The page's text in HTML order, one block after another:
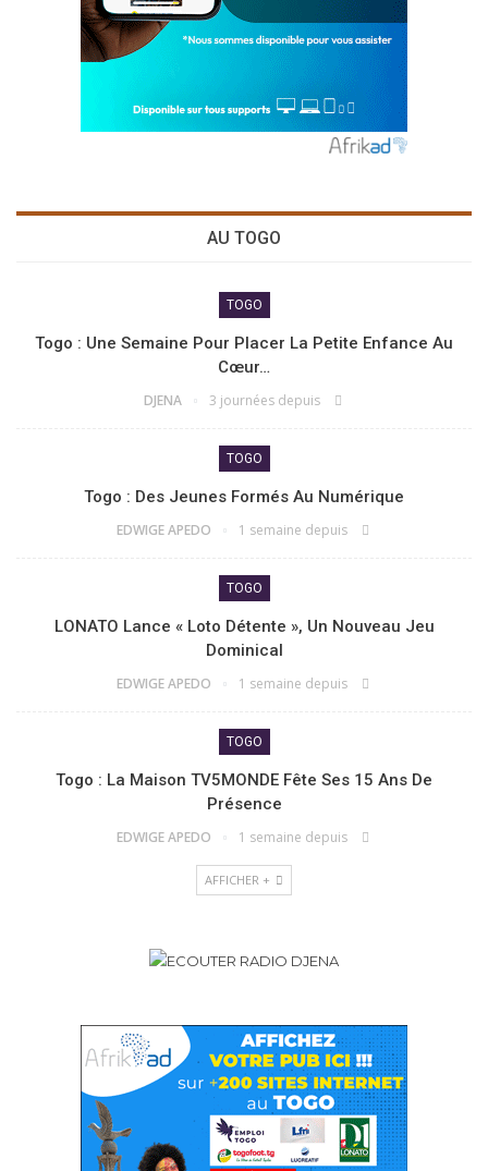
AU TOGO
TOGO
Togo : Une Semaine Pour Placer La Petite Enfance Au
Cœur…
DJENA 3 journées depuis
TOGO
Togo : Des Jeunes Formés Au Numérique
EDWIGE APEDO 1 semaine depuis
TOGO
LONATO Lance « Loto Détente », Un Nouveau Jeu
Dominical
EDWIGE APEDO 1 semaine depuis
TOGO
Togo : La Maison TV5MONDE Fête Ses 15 Ans De
Présence
EDWIGE APEDO 1 semaine depuis
AFFICHER +